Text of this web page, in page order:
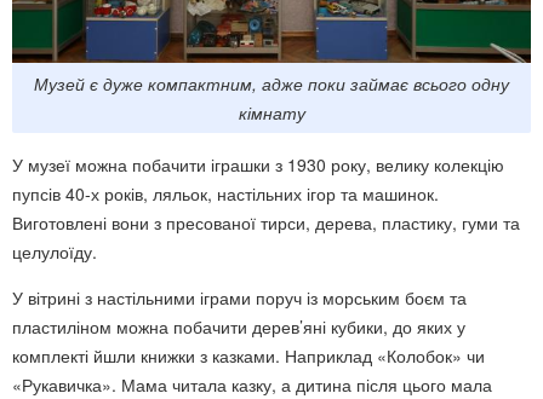
Музей є дуже компактним, адже поки займає всього одну
кімнату
У музеї можна побачити іграшки з 1930 року, велику колекцію
пупсів 40-х років, ляльок, настільних ігор та машинок.
Виготовлені вони з пресованої тирси, дерева, пластику, гуми та
целулоїду.
У вітрині з настільними іграми поруч із морським боєм та
пластиліном можна побачити дерев’яні кубики, до яких у
комплекті йшли книжки з казками. Наприклад «Колобок» чи
«Рукавичка». Мама читала казку, а дитина після цього мала